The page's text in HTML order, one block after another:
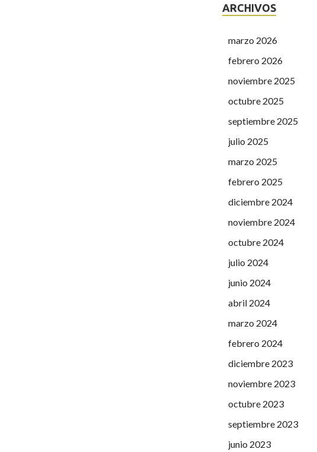
ARCHIVOS
marzo 2026
febrero 2026
noviembre 2025
octubre 2025
septiembre 2025
julio 2025
marzo 2025
febrero 2025
diciembre 2024
noviembre 2024
octubre 2024
julio 2024
junio 2024
abril 2024
marzo 2024
febrero 2024
diciembre 2023
noviembre 2023
octubre 2023
septiembre 2023
junio 2023